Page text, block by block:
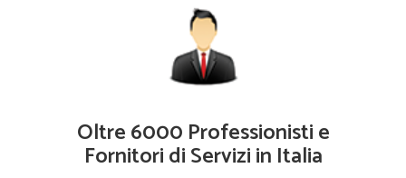
Oltre 6000 Professionisti e
Fornitori di Servizi in Italia